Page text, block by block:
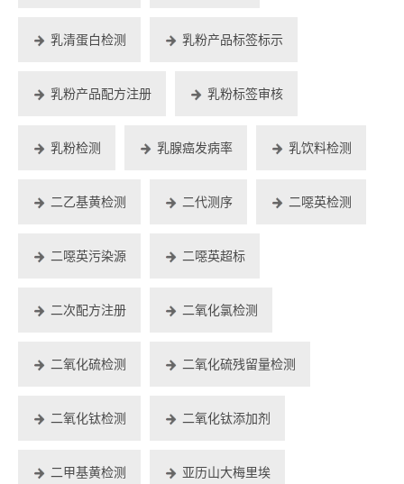
乳清蛋白检测 乳粉产品标签标示
乳粉产品配方注册 乳粉标签审核
乳粉检测 乳腺癌发病率 乳饮料检测
二乙基黄检测 二代测序 二噁英检测
二噁英污染源 二噁英超标
二次配方注册 二氧化氯检测
二氧化硫检测 二氧化硫残留量检测
二氧化钛检测 二氧化钛添加剂
二甲基黄检测 亚历山大梅里埃